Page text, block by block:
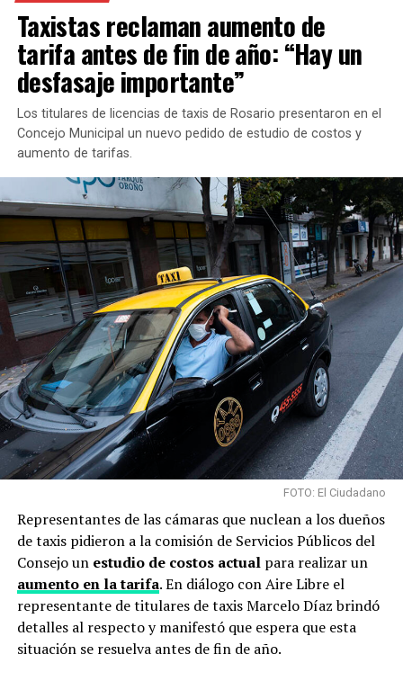
Taxistas reclaman aumento de
tarifa antes de fin de año: “Hay un
desfasaje importante”
Los titulares de licencias de taxis de Rosario presentaron en el
Concejo Municipal un nuevo pedido de estudio de costos y
aumento de tarifas.
FOTO: El Ciudadano
Representantes de las cámaras que nuclean a los dueños
de taxis pidieron a la comisión de Servicios Públicos del
Consejo un estudio de costos actualpara realizar un
aumento en la tarifa. En diálogo con Aire Libre el
representante de titulares de taxis Marcelo Díaz brindó
detalles al respecto y manifestó que espera que esta
situación se resuelva antes de fin de año.